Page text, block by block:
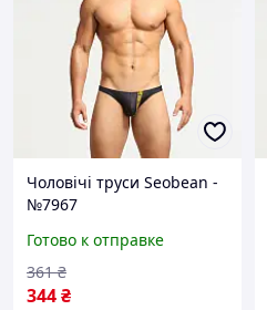
Чоловічі труси Seobean -
№7967
Готово к отправке
344₴
361 ₴